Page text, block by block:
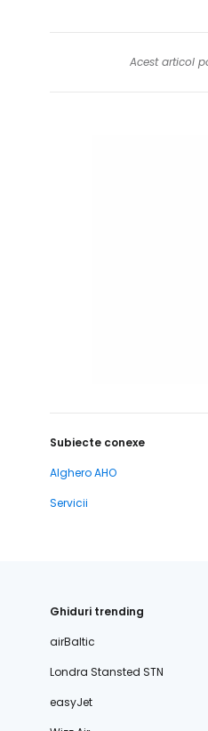
Acest articol
Subiecte conexe
Alghero AHO
Servicii
Ghiduri trending
airBaltic
Londra Stansted STN
easyJet